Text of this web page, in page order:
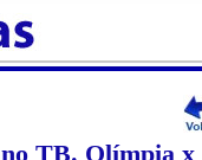
TB. Olímpia